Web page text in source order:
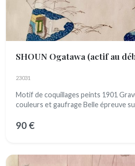
SHOUN Ogatawa (actif au
23031
Motif de coquillages peints 1901
couleurs et gaufrage Belle épreuve
90 €